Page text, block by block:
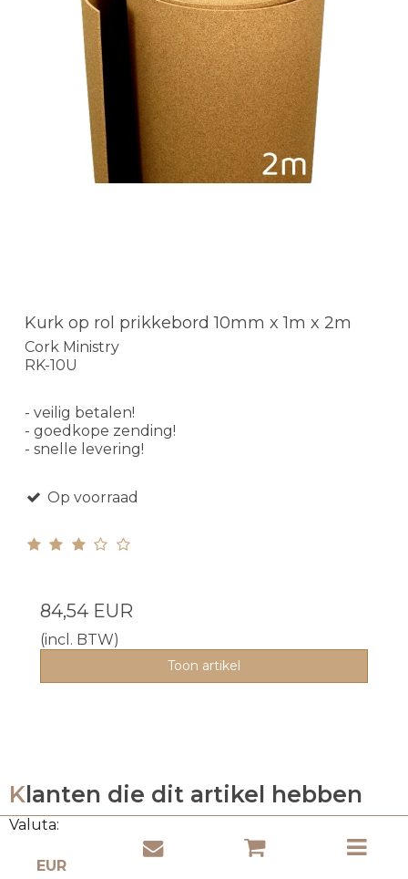
Valuta:
Kurk op rol prikkebord 10mm x 1m x 2m
Cork Ministry
RK-10U
- veilig betalen!
- goedkope zending!
- snelle levering!
Op voorraad
84,54 EUR
(incl. BTW)
Toon artikel
Klanten die dit artikel hebben
gekocht kochten ook